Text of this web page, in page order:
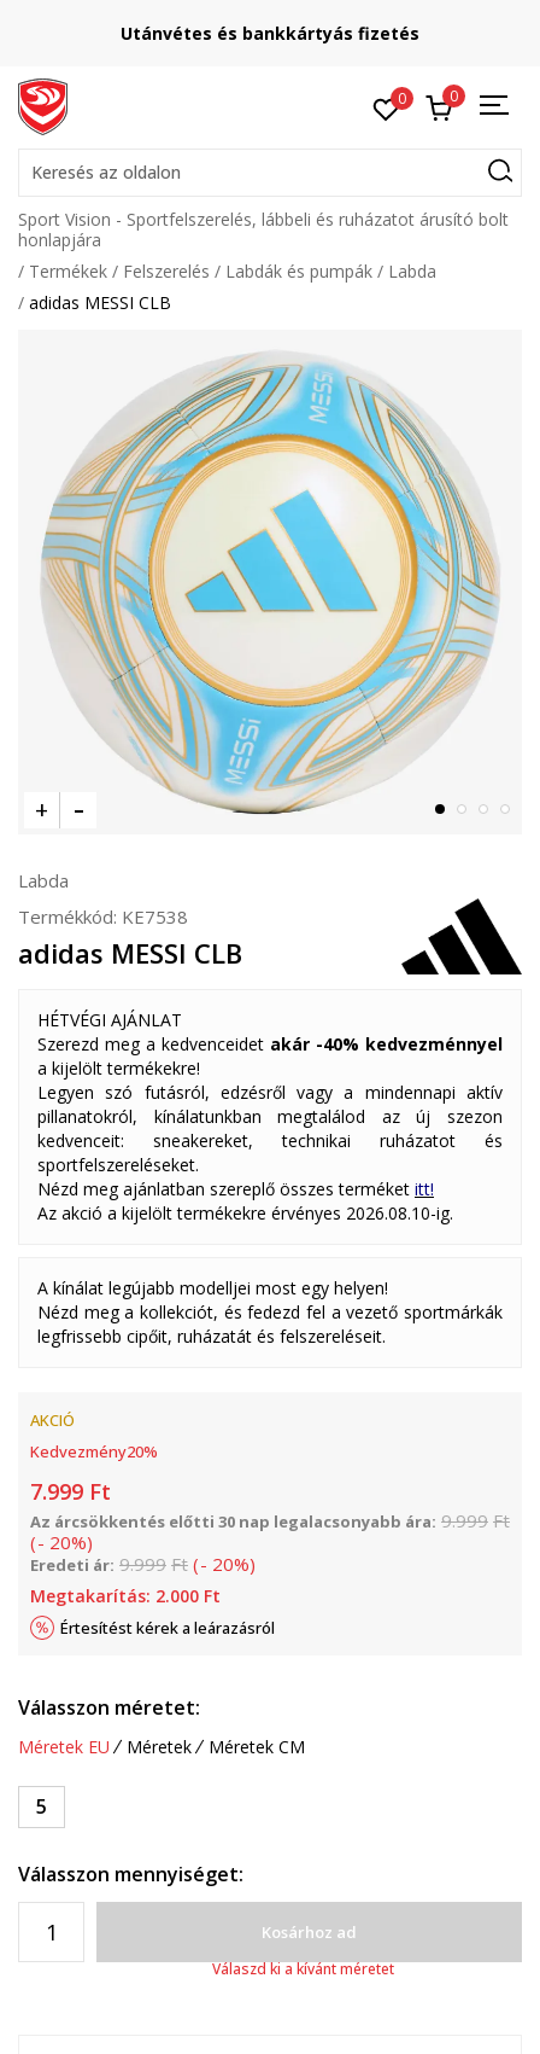
Lépj velünk kapcsolatba
online@sport-vision.hu
0 0
Keresés az oldalon
Sport Vision - Sportfelszerelés, lábbeli és ruházatot árusító bolt
honlapjára
Termékek
Felszerelés Labdák és pumpák
Labda
adidas MESSI CLB
Labda
Termékkód: KE7538
adidas MESSI CLB
HÉTVÉGI AJÁNLAT
Szerezd meg a kedvenceidet akár -40% kedvezménnyel
a kijelölt termékekre!
Legyen szó futásról, edzésről vagy a mindennapi aktív
pillanatokról, kínálatunkban megtalálod az új szezon
kedvenceit: sneakereket, technikai ruházatot és
sportfelszereléseket.
Nézd meg ajánlatban szereplő összes terméket itt!
Az akció a kijelölt termékekre érvényes 2026.08.10-ig.
A kínálat legújabb modelljei most egy helyen!
Nézd meg a kollekciót, és fedezd fel a vezető sportmárkák
legfrissebb cipőit, ruházatát és felszereléseit.
AKCIÓ
Kedvezmény20%
7.999 Ft
Az árcsökkentés előtti 30 nap legalacsonyabb ára: 9.999 Ft
(- 20%)
Eredeti ár: 9.999 Ft (- 20%)
Megtakarítás: 2.000 Ft
Értesítést kérek a leárazásról
Válasszon méretet:
Méretek EU Méretek Méretek CM
5
Válasszon mennyiséget:
Kosárhoz ad
Válaszd ki a kívánt méretet